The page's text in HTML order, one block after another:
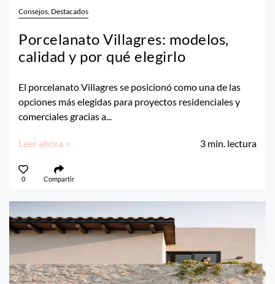
Consejos, Destacados
Porcelanato Villagres: modelos,
calidad y por qué elegirlo
El porcelanato Villagres se posicionó como una de las
opciones más elegidas para proyectos residenciales y
comerciales gracias a...
Leer ahora > 3 min. lectura
0 Compartir